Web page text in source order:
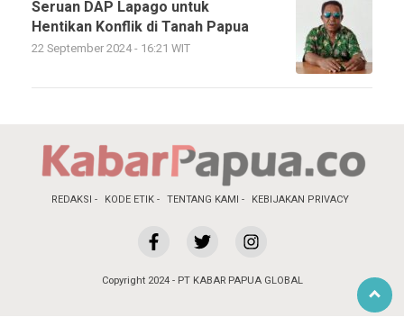
Seruan DAP Lapago untuk
Hentikan Konflik di Tanah Papua
22 September 2024 - 16:21 WIT
REDAKSI KODE ETIK TENTANG KAMI KEBIJAKAN PRIVACY
Copyright 2024 - PT KABAR PAPUA GLOBAL